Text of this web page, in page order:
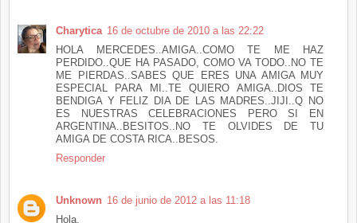
Charytica 16 de octubre de 2010 a las 22:22
HOLA MERCEDES..AMIGA..COMO TE ME HAZ
PERDIDO..QUE HA PASADO, COMO VA TODO..NO TE
ME PIERDAS..SABES QUE ERES UNA AMIGA MUY
ESPECIAL PARA MI..TE QUIERO AMIGA..DIOS TE
BENDIGA Y FELIZ DIA DE LAS MADRES..JIJI..Q NO
ES NUESTRAS CELEBRACIONES PERO SI EN
ARGENTINA..BESITOS..NO TE OLVIDES DE TU
AMIGA DE COSTA RICA..BESOS.
Responder
Unknown 16 de junio de 2012 a las 11:18
Hola,